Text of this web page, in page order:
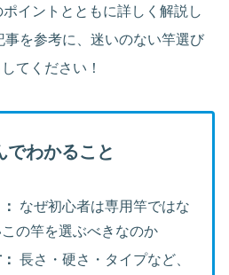
イントとともに詳しく解説し
を参考に、迷いのない竿選び
てください！
でわかること
なぜ初心者は専用竿ではな
の竿を選ぶべきなのか
長さ・硬さ・タイプなど、